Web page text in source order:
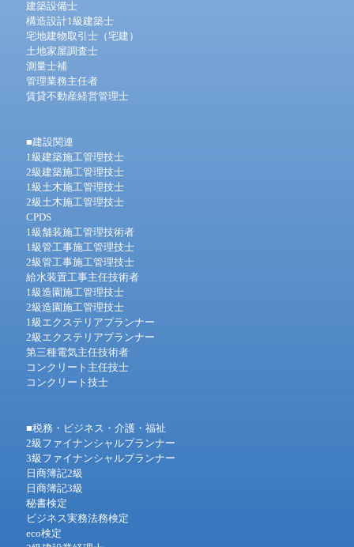
建築設備士
構造設計1級建築士
宅地建物取引士（宅建）
土地家屋調査士
測量士補
管理業務主任者
賃貸不動産経営管理士
■建設関連
1級建築施工管理技士
2級建築施工管理技士
1級土木施工管理技士
2級土木施工管理技士
CPDS
1級舗装施工管理技術者
1級管工事施工管理技士
2級管工事施工管理技士
給水装置工事主任技術者
1級造園施工管理技士
2級造園施工管理技士
1級エクステリアプランナー
2級エクステリアプランナー
第三種電気主任技術者
コンクリート主任技士
コンクリート技士
■税務・ビジネス・介護・福祉
2級ファイナンシャルプランナー
3級ファイナンシャルプランナー
日商簿記2級
日商簿記3級
秘書検定
ビジネス実務法務検定
eco検定